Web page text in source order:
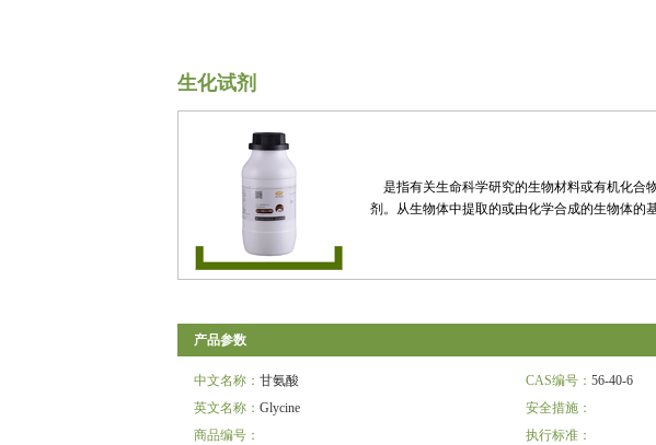
生化试剂
是指有关生命科学研究的生物材料或有机化合
剂。从生物体中提取的或由化学合成的生物体的
产品参数
中文名称： 甘氨酸 CAS编号： 56-40-6
英文名称： Glycine
安全措施：
商品编号：
执行标准：